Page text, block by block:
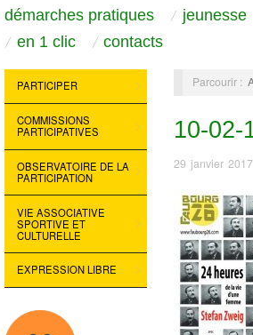
démarches pratiques jeunesse
en 1 clic
contacts
PARTICIPER
COMMISSIONS
PARTICIPATIVES
OBSERVATOIRE DE LA
PARTICIPATION
VIE ASSOCIATIVE
SPORTIVE ET
CULTURELLE
EXPRESSION LIBRE
Parcourir :
10-02-
29 janvier 2017